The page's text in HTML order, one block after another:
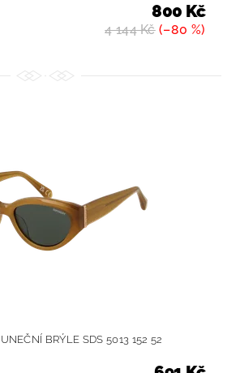
4 144 Kč(–80 %)
800 Kč
BRÝLE SDS 5013 152 52